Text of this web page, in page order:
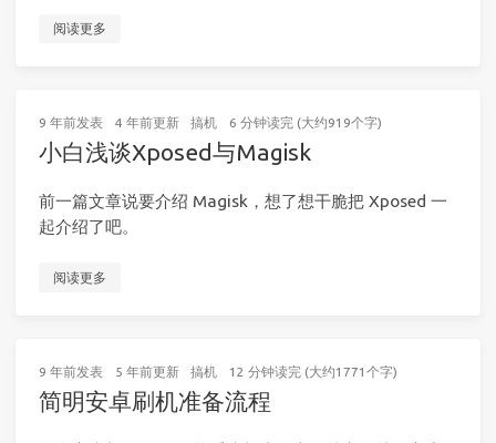
阅读更多
9 年前发表 4 年前更新 搞机 6 分钟读完 (大约919个字)
小白浅谈Xposed与Magisk
前一篇文章说要介绍 Magisk，想了想干脆把 Xposed 一
起介绍了吧。
阅读更多
9 年前发表 5 年前更新 搞机 12 分钟读完 (大约1771个字)
简明安卓刷机准备流程